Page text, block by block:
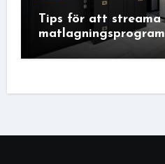
Tips för att streama
matlagningsprogram